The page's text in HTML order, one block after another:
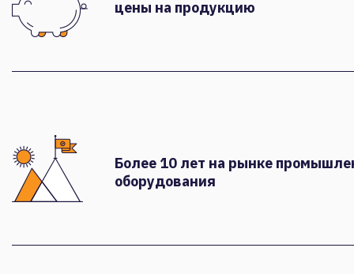
цены на продукцию
Более 10 лет на рынке
оборудования